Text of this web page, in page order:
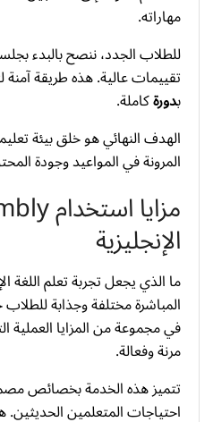
مهاراته.
للطلاب الجدد، ننصح بالبدء
تقييمات عالية. هذه طريقة آمنة
بدورةكاملة.
الهدف النهائي هو خلق بيئة
المرونة في المواعيد وجودة
الإنجليزية
ما الذي يجعل تجربة تعلم اللغة
المباشرة مختلفة وجذابة
في مجموعة من المزايا العملية
مرنة وفعالة.
تتميز هذه الخدمة بخصائص
احتياجات المتعلمين الحديثين.